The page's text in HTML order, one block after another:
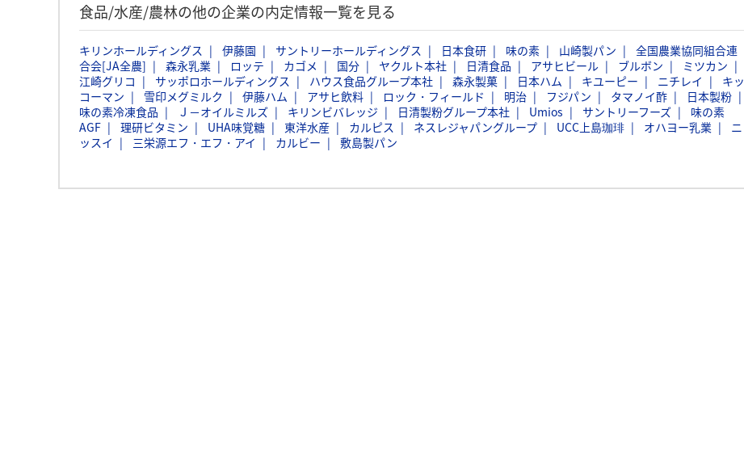
食品/水産/農林の他の企業の内定情報一覧を見る
キリンホールディングス 伊藤園 サントリーホールディングス 日本食研 味の素 山崎製パン
全国農業協同組合連
合会[JA全農]
森永乳業 ロッテ カゴメ 国分 ヤクルト本社 日清食品 アサヒビール ブルボン
ミツカン
江崎グリコ
サッポロホールディングス ハウス食品グループ本社 森永製菓 日本ハム キユーピー ニチレイ
キッ
コーマン
雪印メグミルク 伊藤ハム アサヒ飲料 ロック・フィールド 明治 フジパン タマノイ酢
日本製粉
味の素冷凍食品
Ｊ－オイルミルズ キリンビバレッジ 日清製粉グループ本社 Umios サントリーフーズ
味の素
AGF
理研ビタミン UHA味覚糖 東洋水産 カルピス ネスレジャパングループ UCC上島珈琲 オハヨー乳業
ニ
ッスイ
三栄源エフ・エフ・アイ カルビー 敷島製パン